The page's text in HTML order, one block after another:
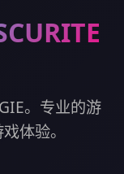
。专业的游
体验。